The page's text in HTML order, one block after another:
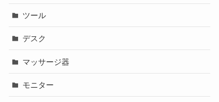
ツール
デスク
マッサージ器
モニター